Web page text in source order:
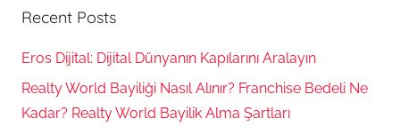
Recent Posts
Eros Dijital: Dijital Dünyanın Kapılarını Aralayın
Realty World Bayiliği Nasıl Alınır? Franchise Bedeli Ne
Kadar? Realty World Bayilik Alma Şartları